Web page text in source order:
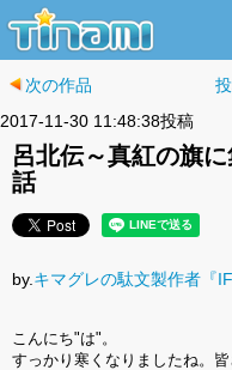
次の作品
2017-11-30 11:48:38投稿
呂北伝～真紅の旗
話
by. キマグレの駄文製作者『
こんにち"は"。
すっかり寒くなりましたね。